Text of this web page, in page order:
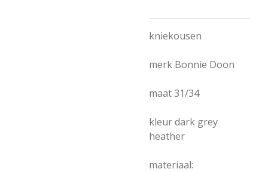
kniekousen
merk Bonnie Doon
maat 31/34
kleur dark grey
heather
materiaal: